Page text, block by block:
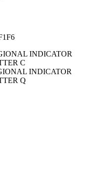
INDICATOR
C
INDICATOR
Q